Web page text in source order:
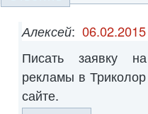
Алексей:
Писать заявку
рекламы в
сайте.